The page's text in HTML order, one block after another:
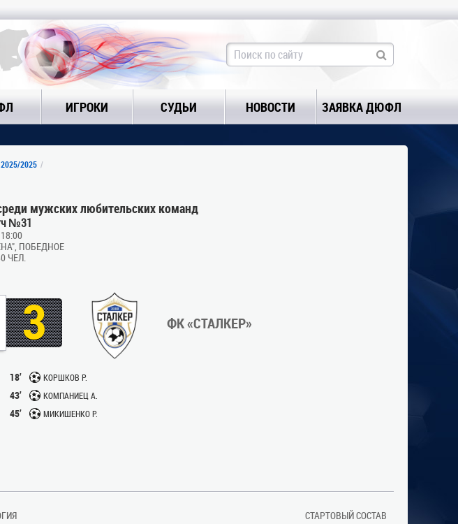
ИГРОКИ СУДЬИ НОВОСТИ ЗАЯВКА ДЮФЛ
2025
мужских любительских команд
№31
ПОБЕДНОЕ
ЧЕЛ.
3 ФК «СТАЛКЕР»
КОРШКОВ Р.
18’
КОМПАНИЕЦ А.
43’
МИКИШЕНКО Р.
45’
СТАРТОВЫЙ СОСТАВ